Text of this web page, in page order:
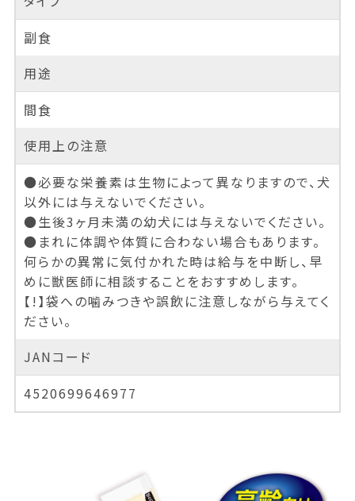
副食
用途
間食
使用上の注意
●必要な栄養素は生物によって異なりますので、犬
以外には与えないでください。
●生後3ヶ月未満の幼犬には与えないでください。
●まれに体調や体質に合わない場合もあります。
何らかの異常に気付かれた時は給与を中断し、早
めに獣医師に相談することをおすすめします。
【!】袋への噛みつきや誤飲に注意しながら与えてく
ださい。
JANコード
4520699646977